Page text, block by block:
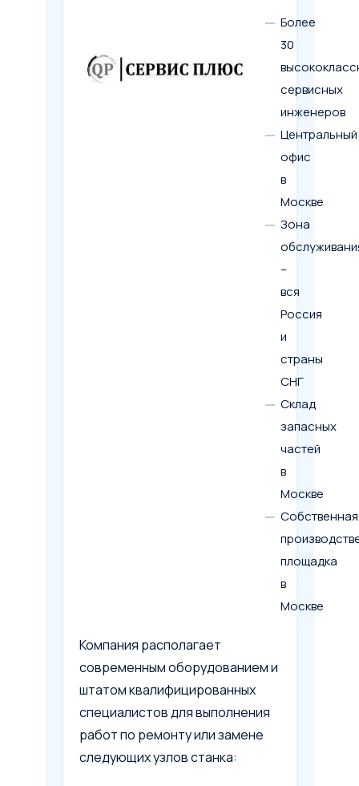
Более
30
сервисных
инженеров
Центральный
офис
в
Москве
Зона
–
вся
Россия
и
страны
СНГ
Склад
запасных
частей
в
Москве
Собственная
площадка
в
Москве
Компания располагает
современным оборудованием и
штатом квалифицированных
специалистов для выполнения
работ по ремонту или замене
следующих узлов станка: